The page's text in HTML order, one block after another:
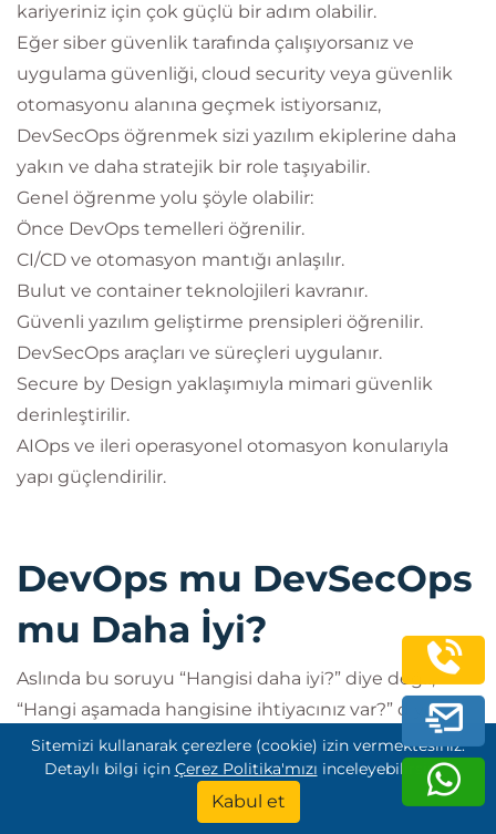
kariyeriniz için çok güçlü bir adım olabilir.
Eğer siber güvenlik tarafında çalışıyorsanız ve
uygulama güvenliği, cloud security veya güvenlik
otomasyonu alanına geçmek istiyorsanız,
DevSecOps öğrenmek sizi yazılım ekiplerine daha
yakın ve daha stratejik bir role taşıyabilir.
Genel öğrenme yolu şöyle olabilir:
Önce DevOps temelleri öğrenilir.
CI/CD ve otomasyon mantığı anlaşılır.
Bulut ve container teknolojileri kavranır.
Güvenli yazılım geliştirme prensipleri öğrenilir.
DevSecOps araçları ve süreçleri uygulanır.
Secure by Design yaklaşımıyla mimari güvenlik
derinleştirilir.
AIOps ve ileri operasyonel otomasyon konularıyla
yapı güçlendirilir.
DevOps mu DevSecOps
mu Daha İyi?
Aslında bu soruyu “Hangisi daha iyi?” diye değil,
“Hangi aşamada hangisine ihtiyacınız var?” diye
sormak daha doğru olur.
DevOps, modern yazılım teslimatının temelidir.
DevSecOps ise bu temeli güvenlik ile güçlendiren
Sitemizi kullanarak çerezlere (cookie) izin vermektesiniz.
Detaylı bilgi için Çerez Politika'mızı inceleyebilirsiniz.
Kabul et